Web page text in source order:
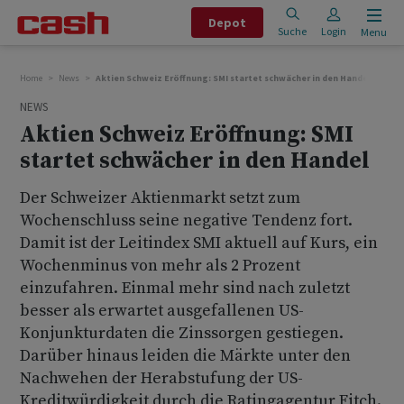
Depot
Suche Login Menu
Home News Aktien Schweiz Eröffnung: SMI startet schwächer in den Handel
NEWS
Aktien Schweiz Eröffnung: SMI
startet schwächer in den Handel
Der Schweizer Aktienmarkt setzt zum
Wochenschluss seine negative Tendenz fort.
Damit ist der Leitindex SMI aktuell auf Kurs, ein
Wochenminus von mehr als 2 Prozent
einzufahren. Einmal mehr sind nach zuletzt
besser als erwartet ausgefallenen US-
Konjunkturdaten die Zinssorgen gestiegen.
Darüber hinaus leiden die Märkte unter den
Nachwehen der Herabstufung der US-